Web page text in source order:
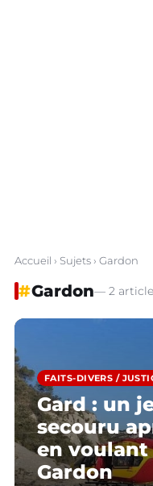
Accueil › Sujets› Gardon
#Gardon— 2
FAITS-DIVERS /
Gard : un
secouru
en voulant
Gardon